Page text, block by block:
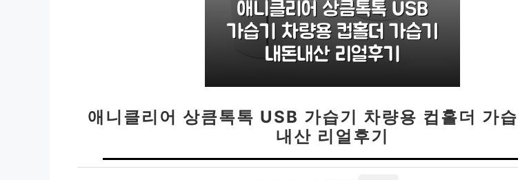
애니클리어 상큼톡톡 USB 가습기 차량용 컵홀더 가
내산 리얼후기